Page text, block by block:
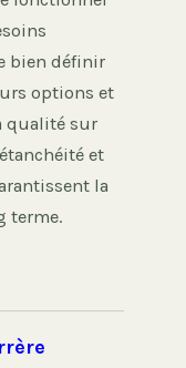
bien définir
options et
qualité sur
et
la
terme.